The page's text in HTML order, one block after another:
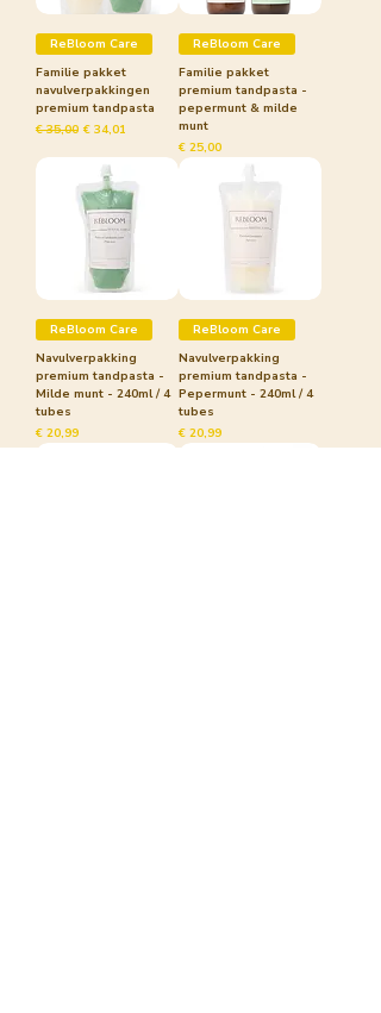
ReBloom Care
Familie pakket
navulverpakkingen
premium tandpasta
Normale prijs
€ 35,00 Verkoopprijs
€ 34,01
ReBloom Care
Familie pakket
premium tandpasta -
pepermunt & milde
munt
Prijs
€ 25,00
ReBloom Care
Navulverpakking
premium tandpasta -
Milde munt - 240ml / 4
tubes
Prijs
€ 20,99
ReBloom Care
Navulverpakking
premium tandpasta -
Pepermunt - 240ml / 4
tubes
Prijs
€ 20,99